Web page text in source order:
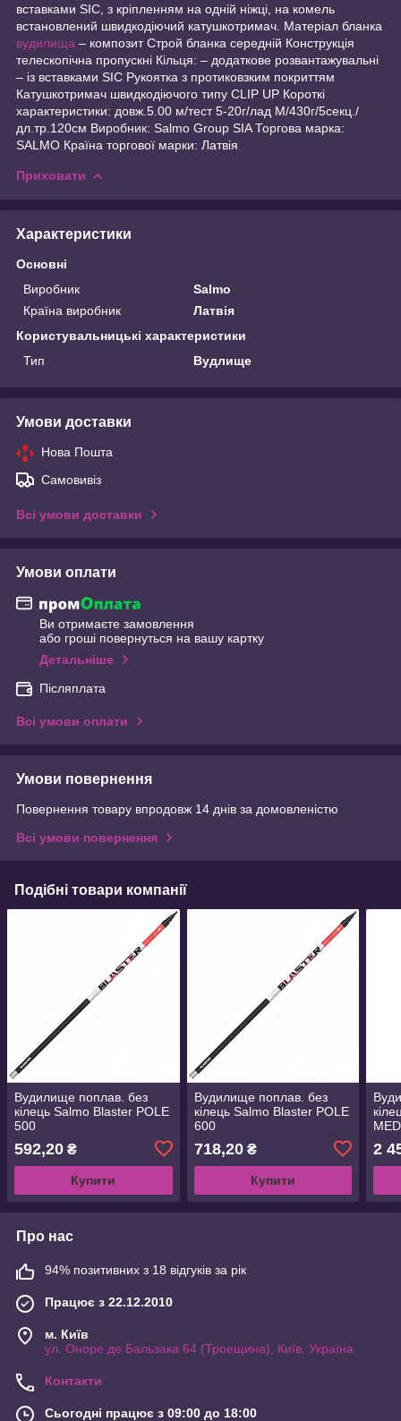
вставками SIC, з кріпленням на одній ніжці, на комель
встановлений швидкодіючий катушкотримач. Матеріал бланка
вудилища – композит Строй бланка середній Конструкція
телескопічна пропускні Кільця: – додаткове розвантажувальні
– із вставками SIC Рукоятка з протиковзким покриттям
Катушкотримач швидкодіючого типу CLIP UP Короткі
характеристики: довж.5.00 м/тест 5-20г/лад M/430г/5секц./
дл.тр.120см Виробник: Salmo Group SIA Торгова марка:
SALMO Країна торгової марки: Латвія
Приховати
Характеристики
Основні
Виробник
Salmo
Країна виробник
Латвія
Користувальницькі характеристики
Тип
Вудлище
Умови доставки
Нова Пошта
Самовивіз
Всі умови доставки
Умови оплати
Ви отримаєте замовлення
або гроші повернуться на вашу картку
Детальніше
Післяплата
Всі умови оплати
Умови повернення
Повернення товару впродовж 14 днів за домовленістю
Всі умови повернення
Подібні товари компанії
Вудилище поплав. без
кілець Salmo Blaster POLE
500
592,20 ₴
Купити
Вудилище поплав. без
кілець Salmo Blaster POLE
600
718,20₴
Купити
2
Про нас
94% позитивних з 18 відгуків за рік
Працює з 22.12.2010
м. Київ
ул. Оноре де Бальзака 64 (Троещина), Київ, Україна
Контакти
Сьогодні працює з 09:00 до 18:00